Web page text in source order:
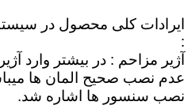
ایرادات کلی محصول در
:
آژیر مزاحم : در بیشتر وارد
عدم نصب صحیح المان ها
نصب سنسور ها اشاره شد.